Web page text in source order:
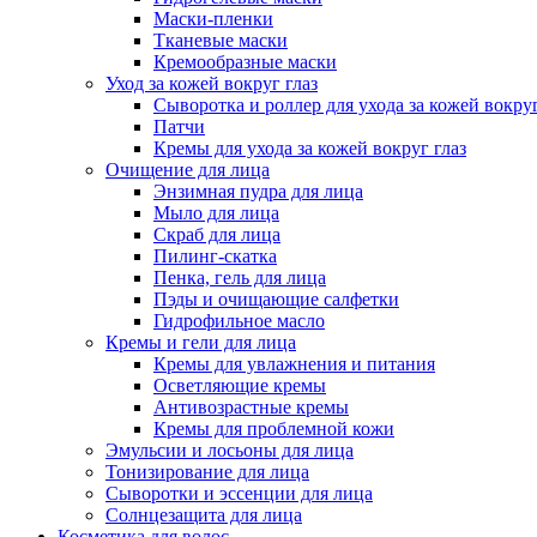
Маски-пленки
Тканевые маски
Кремообразные маски
Уход за кожей вокруг глаз
Сыворотка и роллер для ухода за кожей
Патчи
Кремы для ухода за кожей вокруг глаз
Очищение для лица
Энзимная пудра для лица
Мыло для лица
Скраб для лица
Пилинг-скатка
Пенка, гель для лица
Пэды и очищающие салфетки
Гидрофильное масло
Кремы и гели для лица
Кремы для увлажнения и питания
Осветляющие кремы
Антивозрастные кремы
Кремы для проблемной кожи
Эмульсии и лосьоны для лица
Тонизирование для лица
Сыворотки и эссенции для лица
Солнцезащита для лица